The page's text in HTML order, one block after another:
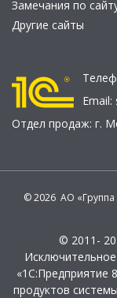
Замечания по
Другие сайты
Email:
Отдел продаж: г.
© 2026 АО «Группа
© 2011-
«1С:Предприятие
продуктов